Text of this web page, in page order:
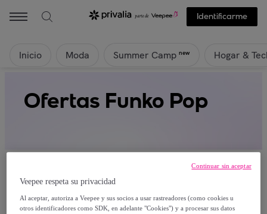
Identificarme
Inicio Moda Summer Camp new Hogar &
Ofertas Funko Pop
Actualmente no hay productos disponibles.
Veepee respeta su privacidad
Al aceptar, autoriza a Veepee y sus socios a usar rastreadores (como cookies u
otros identificadores como SDK, en adelante "Cookies") y a procesar sus datos
Continuar sin aceptar